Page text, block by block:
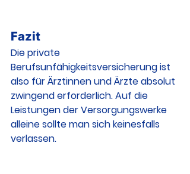
Fazit
Die private
Berufsunfähigkeitsversicherung ist
also für Ärztinnen und Ärzte absolut
zwingend erforderlich. Auf die
Leistungen der Versorgungswerke
alleine sollte man sich keinesfalls
verlassen.